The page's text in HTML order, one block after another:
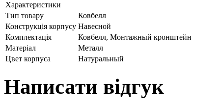
Характеристики
Тип товару
Ковбелл
Конструкція корпусу Навесной
Комплектація
Ковбелл, Монтажный кронштейн
Матеріал
Металл
Цвет корпуса
Натуральный
Написати відгук